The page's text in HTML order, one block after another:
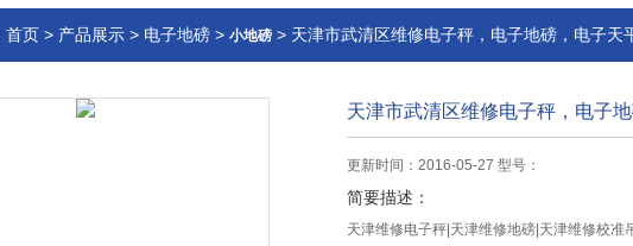
首页 > 产品展示 > 电子地磅 > 小地磅 > 天津市武清区维修电子秤，电子地磅，电子天
天津市武清区维修电子秤，电子
更新时间：2016-05-27 型号：
简要描述：
天津维修电子秤|天津维修地磅|天津维修校准